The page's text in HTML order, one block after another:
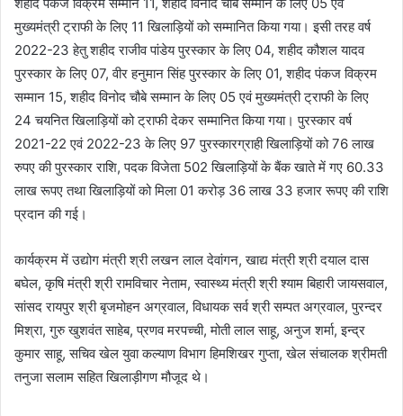
मुख्यमंत्री ट्राफी के लिए 11 खिलाड़ियों को सम्मानित किया गया। इसी तरह वर्ष
2022-23 हेतु शहीद राजीव पांडेय पुरस्कार के लिए 04, शहीद कौशल यादव
पुरस्कार के लिए 07, वीर हनुमान सिंह पुरस्कार के लिए 01, शहीद पंकज विक्रम
सम्मान 15, शहीद विनोद चौबे सम्मान के लिए 05 एवं मुख्यमंत्री ट्राफी के लिए
24 चयनित खिलाड़ियों को ट्राफी देकर सम्मानित किया गया। पुरस्कार वर्ष
2021-22 एवं 2022-23 के लिए 97 पुरस्कारग्राही खिलाड़ियों को 76 लाख
रुपए की पुरस्कार राशि, पदक विजेता 502 खिलाड़ियों के बैंक खाते में गए 60.33
लाख रूपए तथा खिलाड़ियों को मिला 01 करोड़ 36 लाख 33 हजार रूपए की राशि
प्रदान की गई।
कार्यक्रम में उद्योग मंत्री श्री लखन लाल देवांगन, खाद्य मंत्री श्री दयाल दास
बघेल, कृषि मंत्री श्री रामविचार नेताम, स्वास्थ्य मंत्री श्री श्याम बिहारी जायसवाल,
सांसद रायपुर श्री बृजमोहन अग्रवाल, विधायक सर्व श्री सम्पत अग्रवाल, पुरन्दर
मिश्रा, गुरु खुशवंत साहेब, प्रणव मरपच्ची, मोती लाल साहू, अनुज शर्मा, इन्द्र
कुमार साहू, सचिव खेल युवा कल्याण विभाग हिमशिखर गुप्ता, खेल संचालक श्रीमती
तनुजा सलाम सहित खिलाड़ीगण मौजूद थे।